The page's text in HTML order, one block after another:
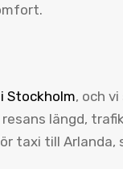
Stockholm, och
längd,
taxi till